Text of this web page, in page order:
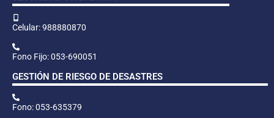
Celular: 988880870
Fono Fijo: 053-690051
GESTIÓN DE RIESGO DE DESASTRES
Fono: 053-635379